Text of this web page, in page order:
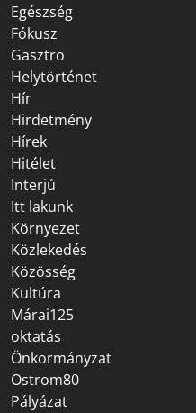
Egészség
Fókusz
Gasztro
Helytörténet
Hír
Hirdetmény
Hírek
Hitélet
Interjú
Itt lakunk
Környezet
Közlekedés
Közösség
Kultúra
Márai125
oktatás
Önkormányzat
Ostrom80
Pályázat